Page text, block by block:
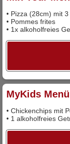
• Pizza (28cm) mit
• Pommes frites
• 1x alkoholfreies
MyKids
• Chickenchips mit
• 1 alkoholfreies